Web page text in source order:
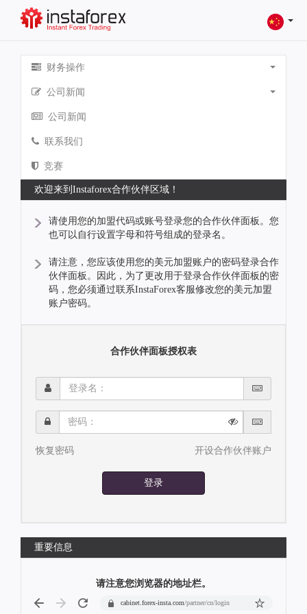
财务操作
公司新闻
公司新闻
联系我们
竞赛
欢迎来到Instaforex合作伙伴区域！
请使用您的加盟代码或账号登录您的合作伙伴面板。您
也可以自行设置字母和符号组成的登录名。
请注意，您应该使用您的美元加盟账户的密码登录合作
伙伴面板。因此，为了更改用于登录合作伙伴面板的密
码，您必须通过联系InstaForex客服修改您的美元加盟
账户密码。
合作伙伴面板授权表
录
名：
码：
恢复密码
开设合作伙伴账户
登录
重要信息
请注意您浏览器的地址栏。
cabinet.forex-insta.com/partner/cn/login